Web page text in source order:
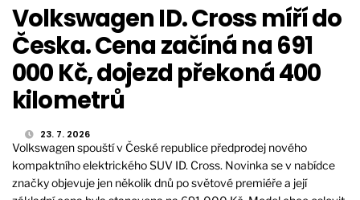
Volkswagen ID. Cross míří do
Česka. Cena začíná na 691
000 Kč, dojezd překoná 400
kilometrů
23. 7. 2026
Volkswagen spouští v České republice předprodej nového
kompaktního elektrického SUV ID. Cross. Novinka se v nabídce
značky objevuje jen několik dnů po světové premiéře a její